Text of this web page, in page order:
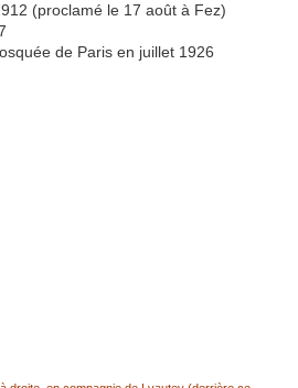
(proclamé le 17 août à Fez)
de Paris en juillet 1926